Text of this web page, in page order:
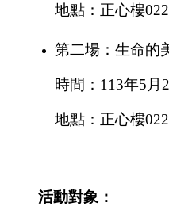
地點：正心樓
第二場： 生命的
時間：113年5月
地點：正心樓
活動對象：